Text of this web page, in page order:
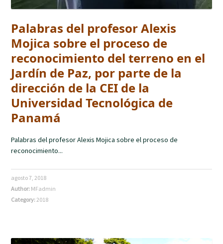
Palabras del profesor Alexis
Mojica sobre el proceso de
reconocimiento del terreno en el
Jardín de Paz, por parte de la
dirección de la CEI de la
Universidad Tecnológica de
Panamá
Palabras del profesor Alexis Mojica sobre el proceso de
reconocimiento...
agosto 7, 2018
Author: MFadmin
Category:2018